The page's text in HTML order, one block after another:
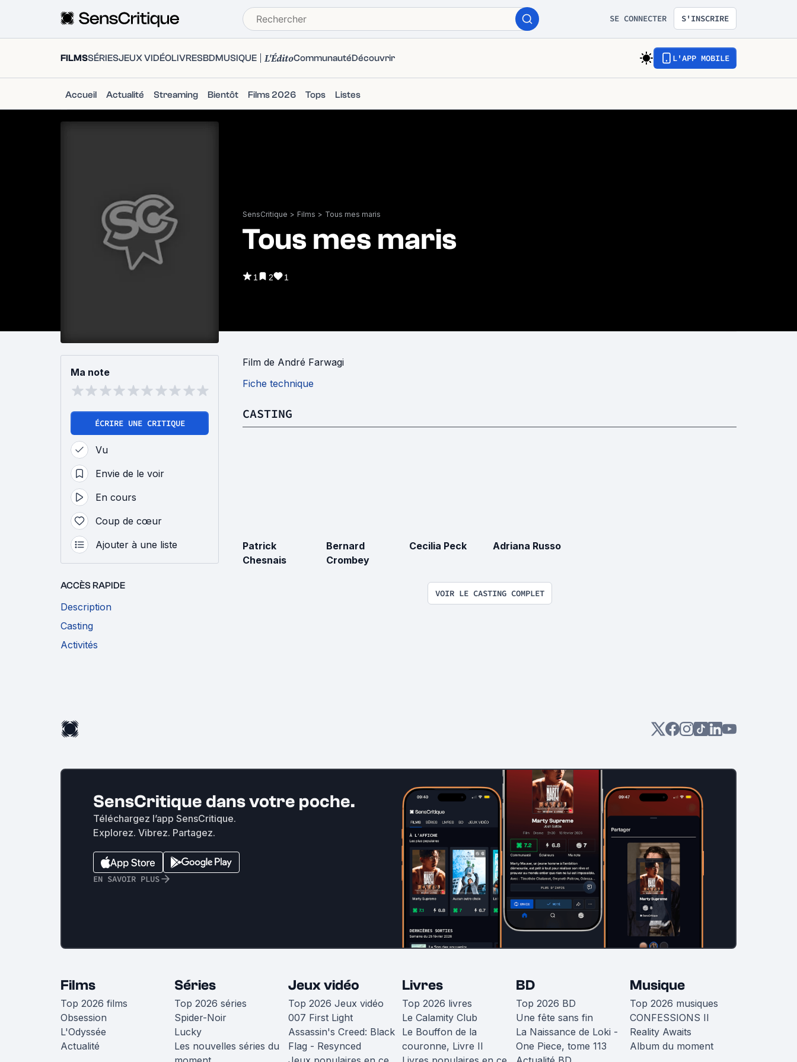
SE CONNECTER S'INSCRIRE
FILMSSÉRIESJEUX VIDÉOLIVRESBDMUSIQUE L'ÉditoCommunautéDécouvrir L'APP MOBILE
Accueil Actualité Streaming Bientôt Films 2026 Tops Listes
SensCritique > Films > Tous mes maris
Tous mes maris
1 2 1
Ma note
ÉCRIRE UNE CRITIQUE
Vu
Envie de le voir
En cours
Coup de cœur
Ajouter à une liste
ACCÈS RAPIDE
Description
Casting
Activités
Film de André Farwagi
Fiche technique
CASTING
Patrick
Chesnais
Bernard
Crombey
Cecilia Peck Adriana Russo
VOIR LE CASTING COMPLET
SensCritique dans votre poche.
Téléchargez l’app SensCritique.
Explorez. Vibrez. Partagez.
EN SAVOIR PLUS
Films
Top 2026 films
Obsession
L'Odyssée
Actualité
Séries
Top 2026 séries
Spider-Noir
Lucky
Les nouvelles séries du
Jeux vidéo
Top 2026 Jeux vidéo
007 First Light
Assassin's Creed: Black
Flag - Resynced
Livres
Top 2026 livres
Le Calamity Club
Le Bouffon de la
couronne, Livre II
BD
Top 2026 BD
Une fête sans fin
La Naissance de Loki -
One Piece, tome 113
Musique
Top 2026 musiques
CONFESSIONS II
Reality Awaits
Album du moment